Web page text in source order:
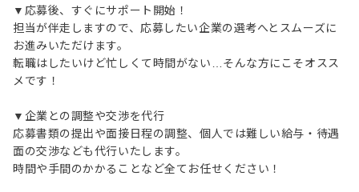
▼応募後、すぐにサポート開始！
担当が伴走しますので、応募したい企業の選考へとスムーズに
お進みいただけます。
転職はしたいけど忙しくて時間がない…そんな方にこそオスス
メです！
▼企業との調整や交渉を代行
応募書類の提出や面接日程の調整、個人では難しい給与・待遇
面の交渉なども代行いたします。
時間や手間のかかることなど全てお任せください！